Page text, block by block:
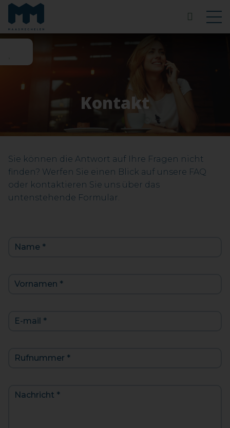
Kontakt
Sie können die Antwort auf Ihre Fragen nicht
finden? Werfen Sie einen Blick auf unsere FAQ
oder kontaktieren Sie uns über das
untenstehende Formular.